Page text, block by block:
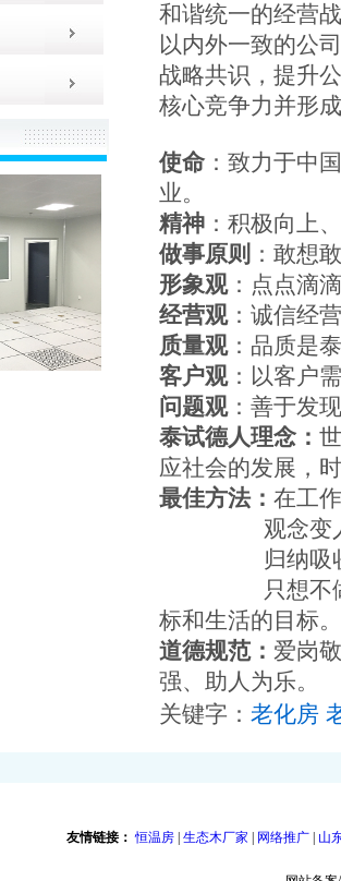
和谐统一的经营
以内外一致的公
战略共识，提升
核心竞争力并形
使命：致力于中
业。
精神 ：积极向上
做事原则 ：敢想
形象观：点点滴
经营观：诚信经
质量观：品质是
客户观：以客户
问题观：善于发
泰试德人理念：
应社会的发展，
最佳方法： 在工
观念变人就变
归纳吸收别人
只想不做，只
标和生活的目标。
道德规范： 爱岗
强、助人为乐。
关键字： 老化房
友情链接： 恒温房| 生态木厂家 网络推广| 山